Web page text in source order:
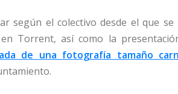
según el colectivo desde el que se
Torrent, así como la
de una fotografía tamaño